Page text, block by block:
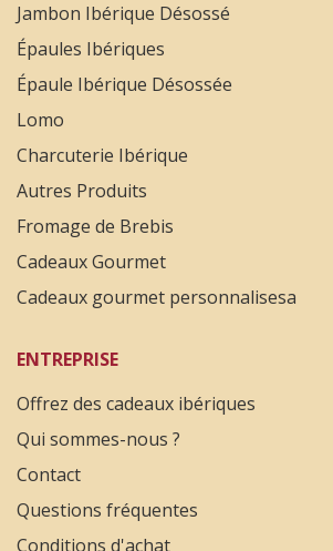
Jambon Ibérique Désossé
Épaules Ibériques
Épaule Ibérique Désossée
Lomo
Charcuterie Ibérique
Autres Produits
Fromage de Brebis
Cadeaux Gourmet
Cadeaux gourmet personnalisesa
ENTREPRISE
Offrez des cadeaux ibériques
Qui sommes-nous ?
Contact
Questions fréquentes
Conditions d'achat